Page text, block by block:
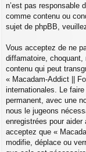
n’est pas responsable
comme contenu ou
sujet de phpBB,
Vous acceptez de ne
diffamatoire,
contenu qui peut
« Macadam-Addict ||
internationales. Le
permanent, avec une
nous le jugeons
enregistrées pour
acceptez que «
modifie, déplace ou